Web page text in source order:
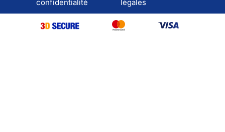
confidentialité
légales